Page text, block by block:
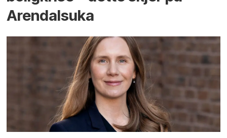
Arendals­uka